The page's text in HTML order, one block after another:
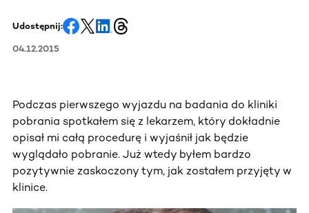
Udostępnij:
04.12.2015
Podczas pierwszego wyjazdu na badania do kliniki
pobrania spotkałem się z lekarzem, który dokładnie
opisał mi całą procedurę i wyjaśnił jak będzie
wyglądało pobranie. Już wtedy byłem bardzo
pozytywnie zaskoczony tym, jak zostałem przyjęty w
klinice.